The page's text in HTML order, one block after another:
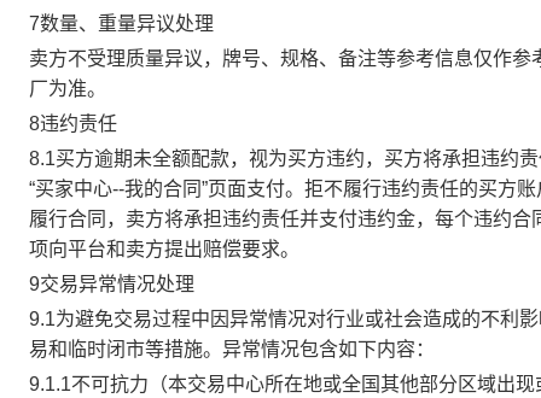
7数量、重量异议处理
卖方不受理质量异议，牌号、规格、备注等参考信息仅作
厂为准。
8违约责任
8.1买方逾期未全额配款，视为买方违约，买方将承担违约
“买家中心--我的合同”页面支付。拒不履行违约责任的买方
履行合同，卖方将承担违约责任并支付违约金，每个违约
项向平台和卖方提出赔偿要求。
9交易异常情况处理
9.1为避免交易过程中因异常情况对行业或社会造成的不利
易和临时闭市等措施。异常情况包含如下内容：
9.1.1不可抗力（本交易中心所在地或全国其他部分区域出